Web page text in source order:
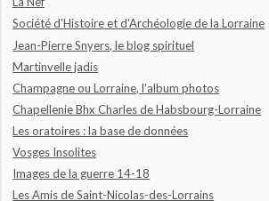
Société d'Histoire et d'Archéologie de la Lorraine
Jean-Pierre Snyers, le blog spirituel
Martinvelle jadis
Champagne ou Lorraine, l'album photos
Chapellenie Bhx Charles de Habsbourg-Lorraine
Les oratoires : la base de données
Vosges Insolites
Images de la guerre 14-18
Les Amis de Saint-Nicolas-des-Lorrains